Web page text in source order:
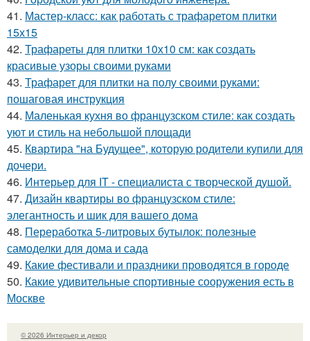
41. Мастер-класс: как работать с трафаретом плитки
15х15
42. Трафареты для плитки 10х10 см: как создать
красивые узоры своими руками
43. Трафарет для плитки на полу своими руками:
пошаговая инструкция
44. Маленькая кухня во французском стиле: как создать
уют и стиль на небольшой площади
45. Квартира "на Будущее", которую родители купили для
дочери.
46. Интерьер для IT - специалиста с творческой душой.
47. Дизайн квартиры во французском стиле:
элегантность и шик для вашего дома
48. Переработка 5-литровых бутылок: полезные
самоделки для дома и сада
49. Какие фестивали и праздники проводятся в городе
50. Какие удивительные спортивные сооружения есть в
Москве
© 2026 Интерьер и декор